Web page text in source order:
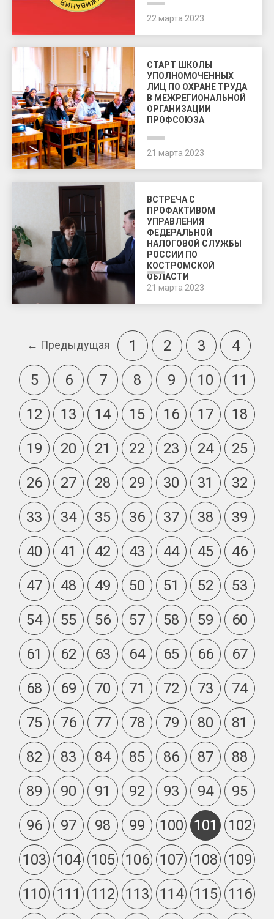
22 марта 2023
СТАРТ ШКОЛЫ
УПОЛНОМОЧЕННЫХ
ЛИЦ ПО ОХРАНЕ ТРУДА
В МЕЖРЕГИОНАЛЬНОЙ
ОРГАНИЗАЦИИ
ПРОФСОЮЗА
21 марта 2023
ВСТРЕЧА С
ПРОФАКТИВОМ
УПРАВЛЕНИЯ
ФЕДЕРАЛЬНОЙ
НАЛОГОВОЙ СЛУЖБЫ
РОССИИ ПО
КОСТРОМСКОЙ
ОБЛАСТИ
21 марта 2023
← Предыдущая 1 2 3
4
5
6 7 8 9 10
11
12
13 14 15 16 17
18
19
20 21 22 23 24
25
26
27 28 29 30 31
32
33
34 35 36 37 38
39
40
41 42 43 44 45
46
47
48 49 50 51 52
53
54
55 56 57 58 59
60
61
62 63 64 65 66
67
68
69 70 71 72 73
74
75
76 77 78 79 80
81
82
83 84 85 86 87
88
89
90 91 92 93 94
95
96
97 98 99 100 101
102
103
104 105 106 107 108
109
110
111 112 113 114 115
116